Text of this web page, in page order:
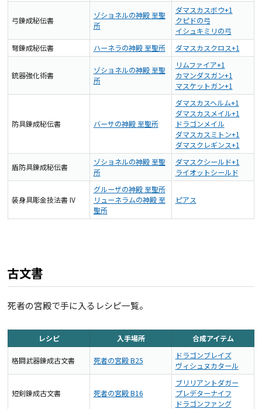
弓錬成秘伝書
ゾショネルの神殿 至聖
所
ダマスカスボウ+1
クピドの弓
イシュキミリの弓
弩錬成秘伝書
ハーネラの神殿 至聖所 ダマスカスクロス+1
銃器強化術書
ゾショネルの神殿 至聖
所
リムファイア+1
カマンダスガン+1
マスケットガン+1
防具錬成秘伝書 バーサの神殿 至聖所
ダマスカスヘルム+1
ダマスカスメイル+1
ドラゴンメイル
ダマスカスミトン+1
ダマスクレギンス+1
盾防具錬成秘伝書
ゾショネルの神殿 至聖
所
ダマスクシールド+1
ライオットシールド
装身具彫金技法書 IV
グルーザの神殿 至聖所
リューネラムの神殿 至
聖所
ピアス
古文書
死者の宮殿で手に入るレシピ一覧。
レシピ 入手場所 合成アイテム
格闘武器錬成古文書 死者の宮殿 B25
ドラゴンブレイズ
ヴィシュヌカタール
短剣錬成古文書 死者の宮殿 B16
ブリリアントダガー
プレデターナイフ
ドラゴンファング